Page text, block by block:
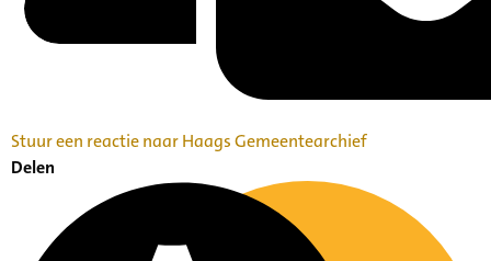
Stuur een reactie naar Haags Gemeentearchief
Delen